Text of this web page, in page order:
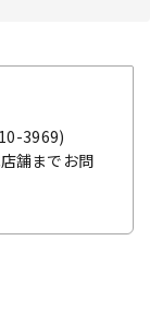
3969)
舗までお問